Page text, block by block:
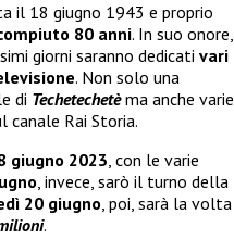
il 18 giugno 1943 e proprio
80 anni. In suo onore,
giorni saranno dedicati vari
. Non solo una
di Techetechetèma anche varie
canale Rai Storia.
giugno 2023, con le varie
, invece, sarò il turno della
20 giugno, poi, sarà la volta
.